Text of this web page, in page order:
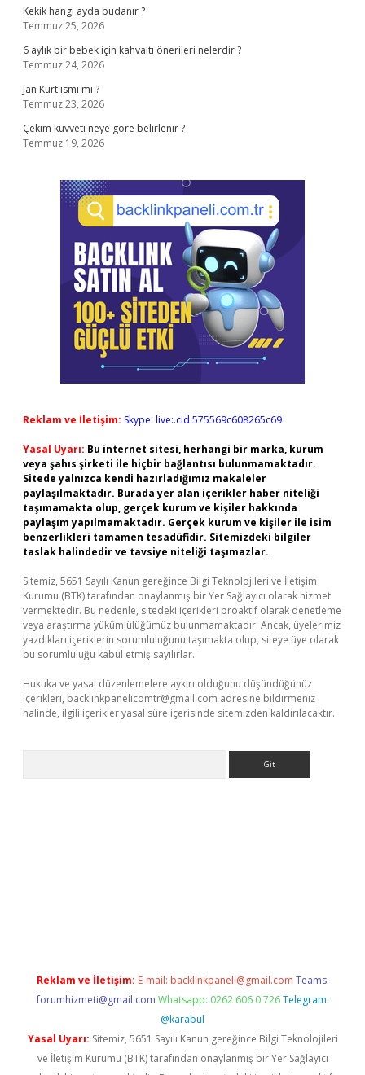
Kekik hangi ayda budanır ?
Temmuz 25, 2026
6 aylık bir bebek için kahvaltı önerileri nelerdir ?
Temmuz 24, 2026
Jan Kürt ismi mi ?
Temmuz 23, 2026
Çekim kuvveti neye göre belirlenir ?
Temmuz 19, 2026
Reklam ve İletişim: Skype: live:.cid.575569c608265c69
Yasal Uyarı: Bu internet sitesi, herhangi bir marka, kurum
veya şahıs şirketi ile hiçbir bağlantısı bulunmamaktadır.
Sitede yalnızca kendi hazırladığımız makaleler
paylaşılmaktadır. Burada yer alan içerikler haber niteliği
taşımamakta olup, gerçek kurum ve kişiler hakkında
paylaşım yapılmamaktadır. Gerçek kurum ve kişiler ile isim
benzerlikleri tamamen tesadüfidir. Sitemizdeki bilgiler
taslak halindedir ve tavsiye niteliği taşımazlar.
Sitemiz, 5651 Sayılı Kanun gereğince Bilgi Teknolojileri ve İletişim
Kurumu (BTK) tarafından onaylanmış bir Yer Sağlayıcı olarak hizmet
vermektedir. Bu nedenle, sitedeki içerikleri proaktif olarak denetleme
veya araştırma yükümlülüğümüz bulunmamaktadır. Ancak, üyelerimiz
yazdıkları içeriklerin sorumluluğunu taşımakta olup, siteye üye olarak
bu sorumluluğu kabul etmiş sayılırlar.
Hukuka ve yasal düzenlemelere aykırı olduğunu düşündüğünüz
içerikleri, backlinkpanelicomtr@gmail.com adresine bildirmeniz
halinde, ilgili içerikler yasal süre içerisinde sitemizden kaldırılacaktır.
Reklam ve İletişim: E-mail: backlinkpaneli@gmail.com Teams:
forumhizmeti@gmail.com Whatsapp: 0262 606 0 726 Telegram:
@karabul
Yasal Uyarı: Sitemiz, 5651 Sayılı Kanun gereğince Bilgi Teknolojileri
ve İletişim Kurumu (BTK) tarafından onaylanmış bir Yer Sağlayıcı